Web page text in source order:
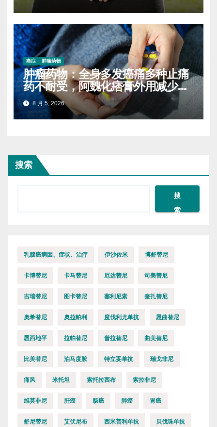
癌症 肿瘤药物
肿瘤药物：全身多发癌痛多种止痛
药不耐受，阿魏化痞膏外用减少口
服药量的实操案例
8 月 5, 2026
搜索
搜
索
乳腺癌病因、症状、治疗 伊沙佐米 博舒替尼
卡博替尼 卡马替尼 厄达替尼 司美替尼
吉瑞替尼 图卡替尼 塞利尼索 奎扎替尼
奥希替尼 奥拉帕利 度伐利尤单抗 恩曲替尼
恩西地平 拉帕替尼 普拉替尼 曲美替尼
比美替尼 泊马度胺 特立妥单抗 瑞戈非尼
痛风 米托坦 索托拉西布 索拉非尼
维莫非尼 肝癌 肠癌 肺癌 胃癌
舒尼替尼 艾伏尼布 西米普利单抗 贝伐珠单抗